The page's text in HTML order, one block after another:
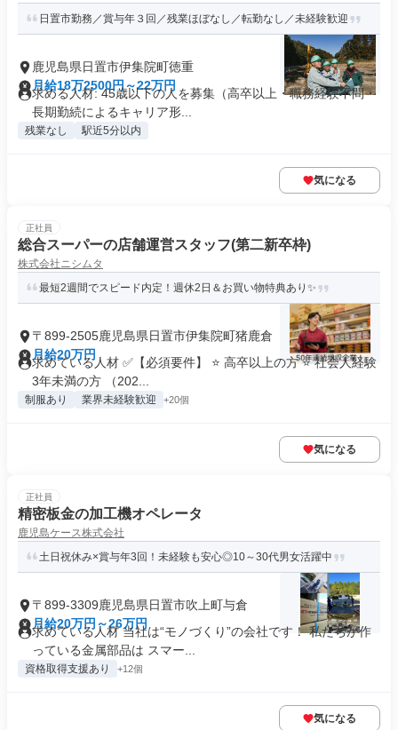
日置市勤務／賞与年３回／残業ほぼなし／転勤なし／未経験歓迎
鹿児島県日置市伊集院町徳重
月給18万2500円～22万円
求める人材: 45歳以下の人を募集（高卒以上・職務経験不問・
長期勤続によるキャリア形...
残業なし 駅近5分以内
気になる
正社員
総合スーパーの店舗運営スタッフ(第二新卒枠)
株式会社ニシムタ
最短2週間でスピード内定！週休2日＆お買い物特典あり✨
〒899-2505鹿児島県日置市伊集院町猪鹿倉
月給20万円
求めている人材 ✅【必須要件】 ⭐ 高卒以上の方 ⭐ 社会人経験
3年未満の方 （202...
制服あり 業界未経験歓迎 +20個
気になる
正社員
精密板金の加工機オペレータ
鹿児島ケース株式会社
土日祝休み×賞与年3回！未経験も安心◎10～30代男女活躍中
〒899-3309鹿児島県日置市吹上町与倉
月給20万円～26万円
求めている人材 当社は“モノづくり”の会社です！ 私たちが作
っている金属部品は スマー...
資格取得支援あり +12個
気になる